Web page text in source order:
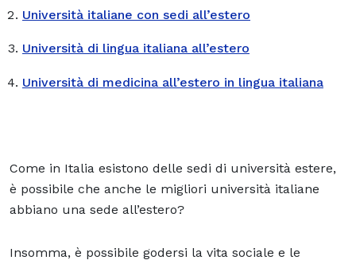
Università italiane con sedi all’estero
Università di lingua italiana all’estero
Università di medicina all’estero in lingua italiana
Come in Italia esistono delle sedi di università estere,
è possibile che anche le migliori università italiane
abbiano una sede all’estero?
Insomma, è possibile godersi la vita sociale e le